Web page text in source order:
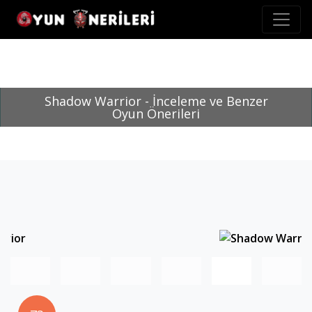
Shadow Warrior - İnceleme ve Benzer
Oyun Önerileri